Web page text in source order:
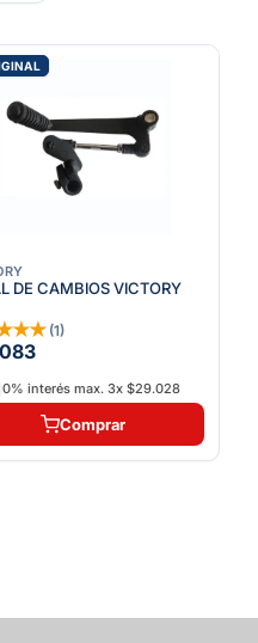
DE CAMBIOS VICTORY
★★ (1)
0% interés max. 3x $29.028
Comprar